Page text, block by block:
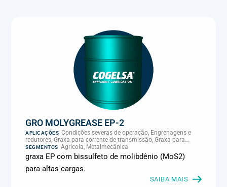
GRO MOLYGREASE EP-2
APLICAÇÕES Condições severas de operação, Engrenagens e
redutores, Graxa para corrente de transmissão, Graxa para
engrenagem, Graxa para pino sob alta carga
SEGMENTOS Agrícola, Metalmecânica
graxa EP com bissulfeto de molibdênio (MoS2)
para altas cargas.
SAIBA MAIS